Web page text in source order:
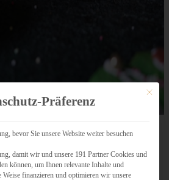
Spritzgebäck –
Mit
Präferenz
bevor Sie unsere Website weiter besuchen
damit wir und unsere 191 Partner Cookies und
können, um Ihnen relevante Inhalte und
finanzieren und optimieren wir unsere